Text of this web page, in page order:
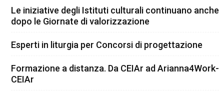
Le iniziative degli Istituti culturali continuano anche
dopo le Giornate di valorizzazione
Esperti in liturgia per Concorsi di progettazione
Formazione a distanza. Da CEIAr ad Arianna4Work-
CEIAr